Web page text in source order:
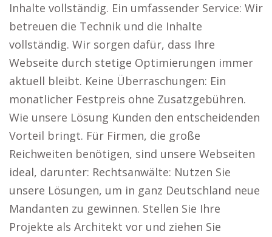
Inhalte vollständig. Ein umfassender Service: Wir
betreuen die Technik und die Inhalte
vollständig. Wir sorgen dafür, dass Ihre
Webseite durch stetige Optimierungen immer
aktuell bleibt. Keine Überraschungen: Ein
monatlicher Festpreis ohne Zusatzgebühren.
Wie unsere Lösung Kunden den entscheidenden
Vorteil bringt. Für Firmen, die große
Reichweiten benötigen, sind unsere Webseiten
ideal, darunter: Rechtsanwälte: Nutzen Sie
unsere Lösungen, um in ganz Deutschland neue
Mandanten zu gewinnen. Stellen Sie Ihre
Projekte als Architekt vor und ziehen Sie